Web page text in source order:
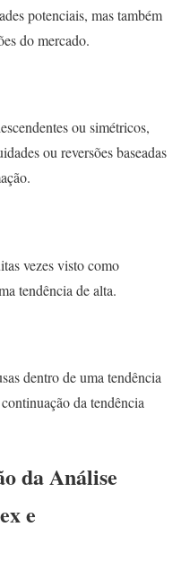
potenciais, mas também
do mercado.
ou simétricos,
ou reversões baseadas
vezes visto como
tendência de alta.
dentro de uma tendência
da tendência
da Análise
e